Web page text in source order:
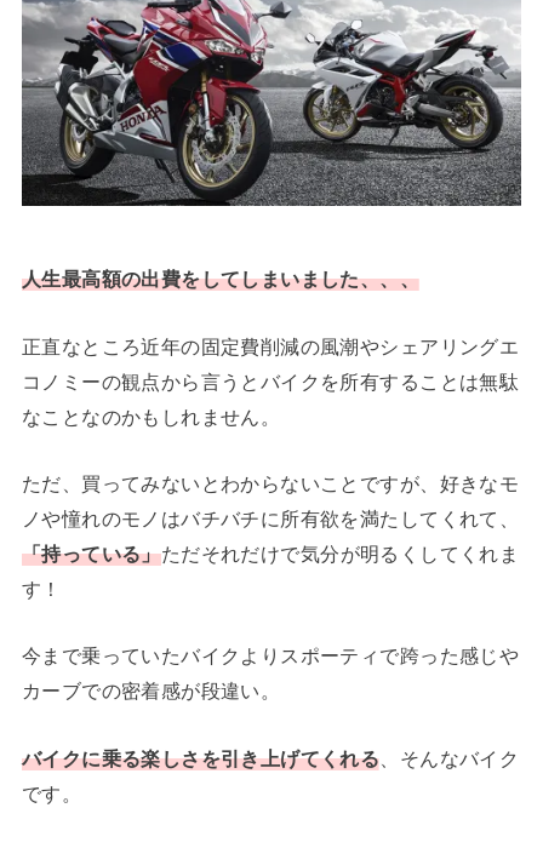
人生最高額の出費をしてしまいました、、、
正直なところ近年の固定費削減の風潮やシェアリングエ
コノミーの観点から言うとバイクを所有することは無駄
なことなのかもしれません。
ただ、買ってみないとわからないことですが、好きなモ
ノや憧れのモノはバチバチに所有欲を満たしてくれて、
「持っている」ただそれだけで気分が明るくしてくれま
す！
今まで乗っていたバイクよりスポーティで跨った感じや
カーブでの密着感が段違い。
バイクに乗る楽しさを引き上げてくれる 、そんなバイク
です。